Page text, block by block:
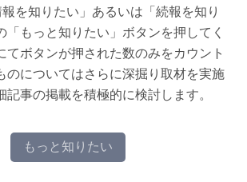
を知りたい」あるいは「続報を知り
「もっと知りたい」ボタンを押してく
てボタンが押された数のみをカウント
のについてはさらに深掘り取材を実施
記事の掲載を積極的に検討します。
もっと知りたい